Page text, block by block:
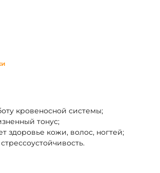
кровеносной системы;
тонус;
здоровье кожи, волос, ногтей;